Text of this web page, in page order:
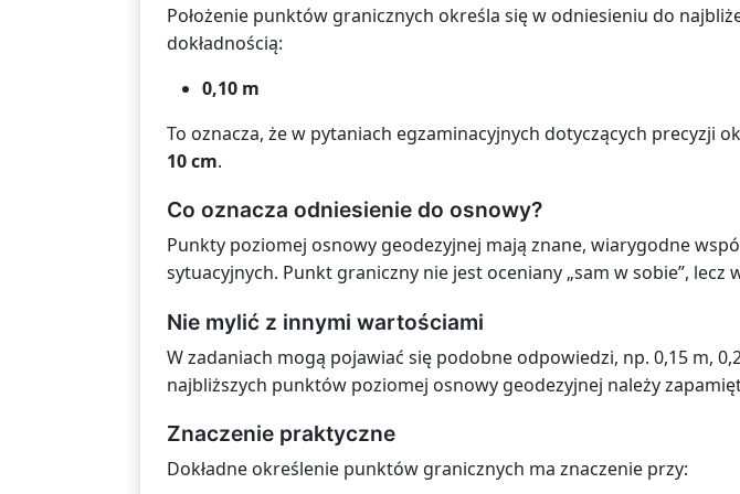
Położenie punktów granicznych określa się w odniesieniu do
dokładnością:
0,10 m
To oznacza, że w pytaniach egzaminacyjnych dotyczących precyzji
10 cm.
Co oznacza odniesienie do osnowy?
Punkty poziomej osnowy geodezyjnej mają znane, wiarygodne
sytuacyjnych. Punkt graniczny nie jest oceniany „sam w sobie”,
Nie mylić z innymi wartościami
W zadaniach mogą pojawiać się podobne odpowiedzi, np. 0,15 m,
najbliższych punktów poziomej osnowy geodezyjnej należy
Znaczenie praktyczne
Dokładne określenie punktów granicznych ma znaczenie przy: